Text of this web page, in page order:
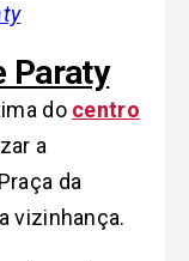
Paraty
do centro
a
da
vizinhança.